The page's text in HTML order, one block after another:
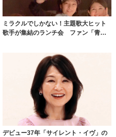
ミラクルでしかない！主題歌大ヒット
歌手が集結のランチ会 ファン「青春
デビュー37年「サイレント・イヴ」の